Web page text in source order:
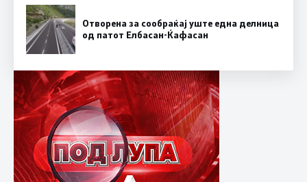
Отворена за сообраќај уште една делница
од патот Елбасан-Ќафасан